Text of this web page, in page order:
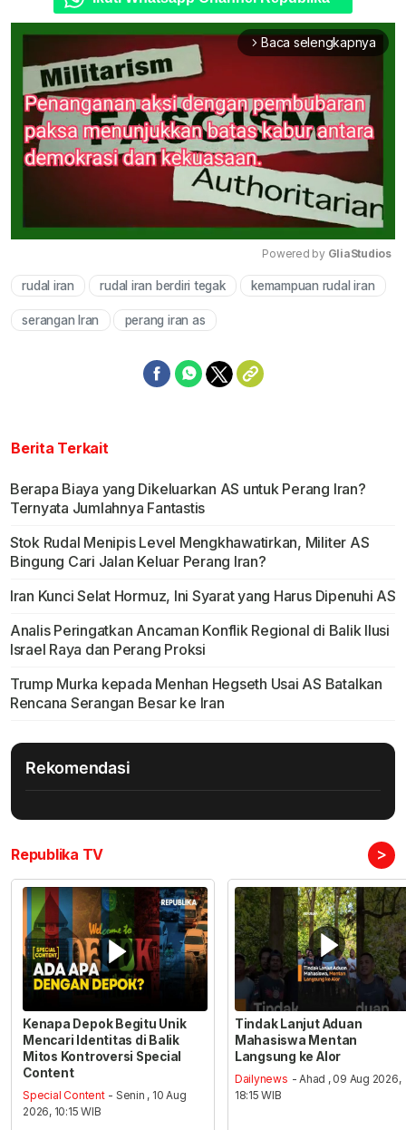
arrow_forward_ios Baca selengkapnya
Mute
Powered by GliaStudios
rudal iran rudal iran berdiri tegak kemampuan rudal iran
serangan Iran perang iran as
Berita Terkait
Berapa Biaya yang Dikeluarkan AS untuk Perang Iran?
Ternyata Jumlahnya Fantastis
Stok Rudal Menipis Level Mengkhawatirkan, Militer AS
Bingung Cari Jalan Keluar Perang Iran?
Iran Kunci Selat Hormuz, Ini Syarat yang Harus Dipenuhi AS
Analis Peringatkan Ancaman Konflik Regional di Balik Ilusi
Israel Raya dan Perang Proksi
Trump Murka kepada Menhan Hegseth Usai AS Batalkan
Rencana Serangan Besar ke Iran
Rekomendasi
Republika TV >
Kenapa Depok Begitu Unik
Mencari Identitas di Balik
Mitos Kontroversi Special
Content
Special Content - Senin , 10 Aug
2026, 10:15 WIB
Tindak Lanjut Aduan
Mahasiswa Mentan
Langsung ke Alor
Dailynews - Ahad , 09 Aug 2026,
18:15 WIB